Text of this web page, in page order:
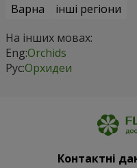
Варна
інші регіони
На інших мовах:
Eng:Orchids
Рус:Орхидеи
Контактні